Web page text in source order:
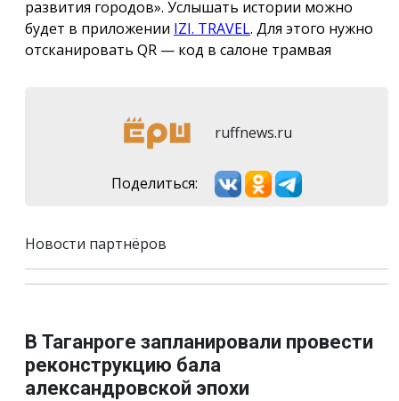
развития городов». Услышать истории можно
будет в приложении IZI. TRAVEL. Для этого нужно
отсканировать QR — код в салоне трамвая
ruffnews.ru
Поделиться:
Новости партнёров
В Таганроге запланировали провести
реконструкцию бала
александровской эпохи